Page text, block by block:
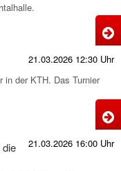
21.03.2026 12:30 Uhr
in der KTH. Das Turnier
21.03.2026 16:00 Uhr